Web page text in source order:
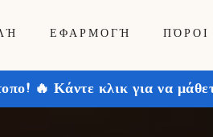
ΕΦΑΡΜΟΓΉ ΠΌΡΟΙ
🔥 Κάντε κλικ για να